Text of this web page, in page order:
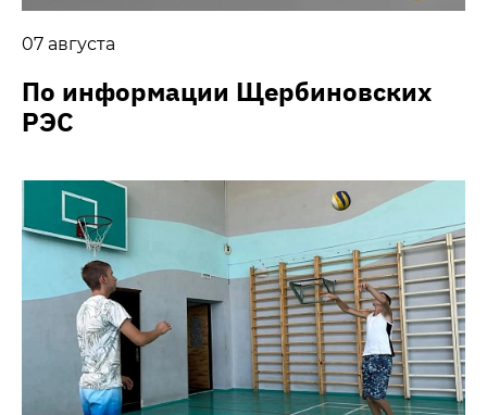
07 августа
По информации Щербиновских
РЭС